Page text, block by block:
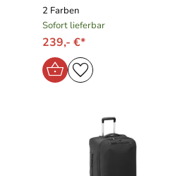
2 Farben
Sofort lieferbar
239,- €*